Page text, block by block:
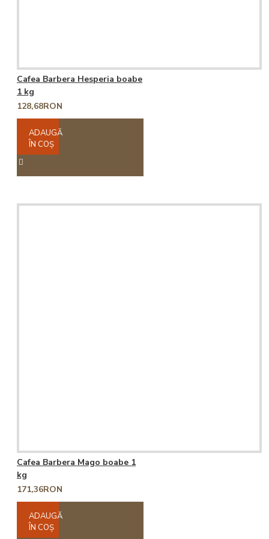
Cafea Barbera Hesperia boabe
1 kg
128,68RON
ADAUGĂ
ÎN COŞ
Cafea Barbera Mago boabe 1
kg
171,36RON
ADAUGĂ
ÎN COŞ